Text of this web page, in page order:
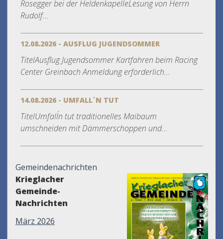
Rosegger bei der HeldenkapelleLesung von Herrn
Rudolf...
12.08.2026 - AUSFLUG JUGENDSOMMER
TitelAusflug Jugendsommer Kartfahren beim Racing
Center Greinbach Anmeldung erforderlich...
14.08.2026 - UMFALL´N TUT
TitelUmfall´n tut traditionelles Maibaum
umschneiden mit Dämmerschoppen und...
Gemeindenachrichten
Krieglacher
Gemeinde-
Nachrichten
März 2026